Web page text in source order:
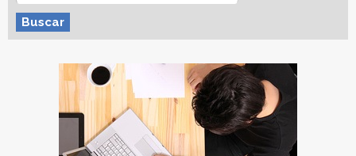
Buscar